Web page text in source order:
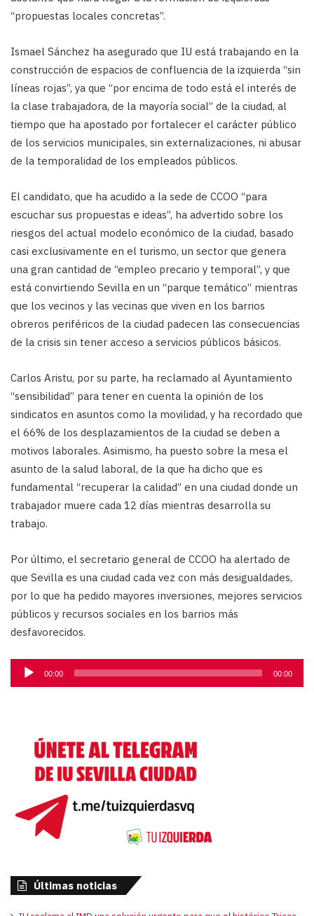
“propuestas locales concretas”.
Ismael Sánchez ha asegurado que IU está trabajando en la
construcción de espacios de confluencia de la izquierda “sin
líneas rojas”, ya que “por encima de todo está el interés de
la clase trabajadora, de la mayoría social” de la ciudad, al
tiempo que ha apostado por fortalecer el carácter público
de los servicios municipales, sin externalizaciones, ni abusar
de la temporalidad de los empleados públicos.
El candidato, que ha acudido a la sede de CCOO “para
escuchar sus propuestas e ideas”, ha advertido sobre los
riesgos del actual modelo económico de la ciudad, basado
casi exclusivamente en el turismo, un sector que genera
una gran cantidad de “empleo precario y temporal”, y que
está convirtiendo Sevilla en un “parque temático” mientras
que los vecinos y las vecinas que viven en los barrios
obreros periféricos de la ciudad padecen las consecuencias
de la crisis sin tener acceso a servicios públicos básicos.
Carlos Aristu, por su parte, ha reclamado al Ayuntamiento
“sensibilidad” para tener en cuenta la opinión de los
sindicatos en asuntos como la movilidad, y ha recordado que
el 66% de los desplazamientos de la ciudad se deben a
motivos laborales. Asimismo, ha puesto sobre la mesa el
asunto de la salud laboral, de la que ha dicho que es
fundamental “recuperar la calidad” en una ciudad donde un
trabajador muere cada 12 días mientras desarrolla su
trabajo.
Por último, el secretario general de CCOO ha alertado de
que Sevilla es una ciudad cada vez con más desigualdades,
por lo que ha pedido mayores inversiones, mejores servicios
públicos y recursos sociales en los barrios más
desfavorecidos.
Reproductor
de
00:00 00:00
Últimas noticias